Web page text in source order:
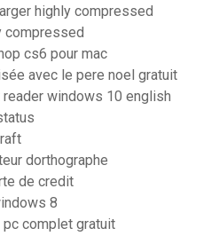
highly compressed
compressed
cs6 pour mac
avec le pere noel gratuit
windows 10 english
dorthographe
de credit
8
pc complet gratuit